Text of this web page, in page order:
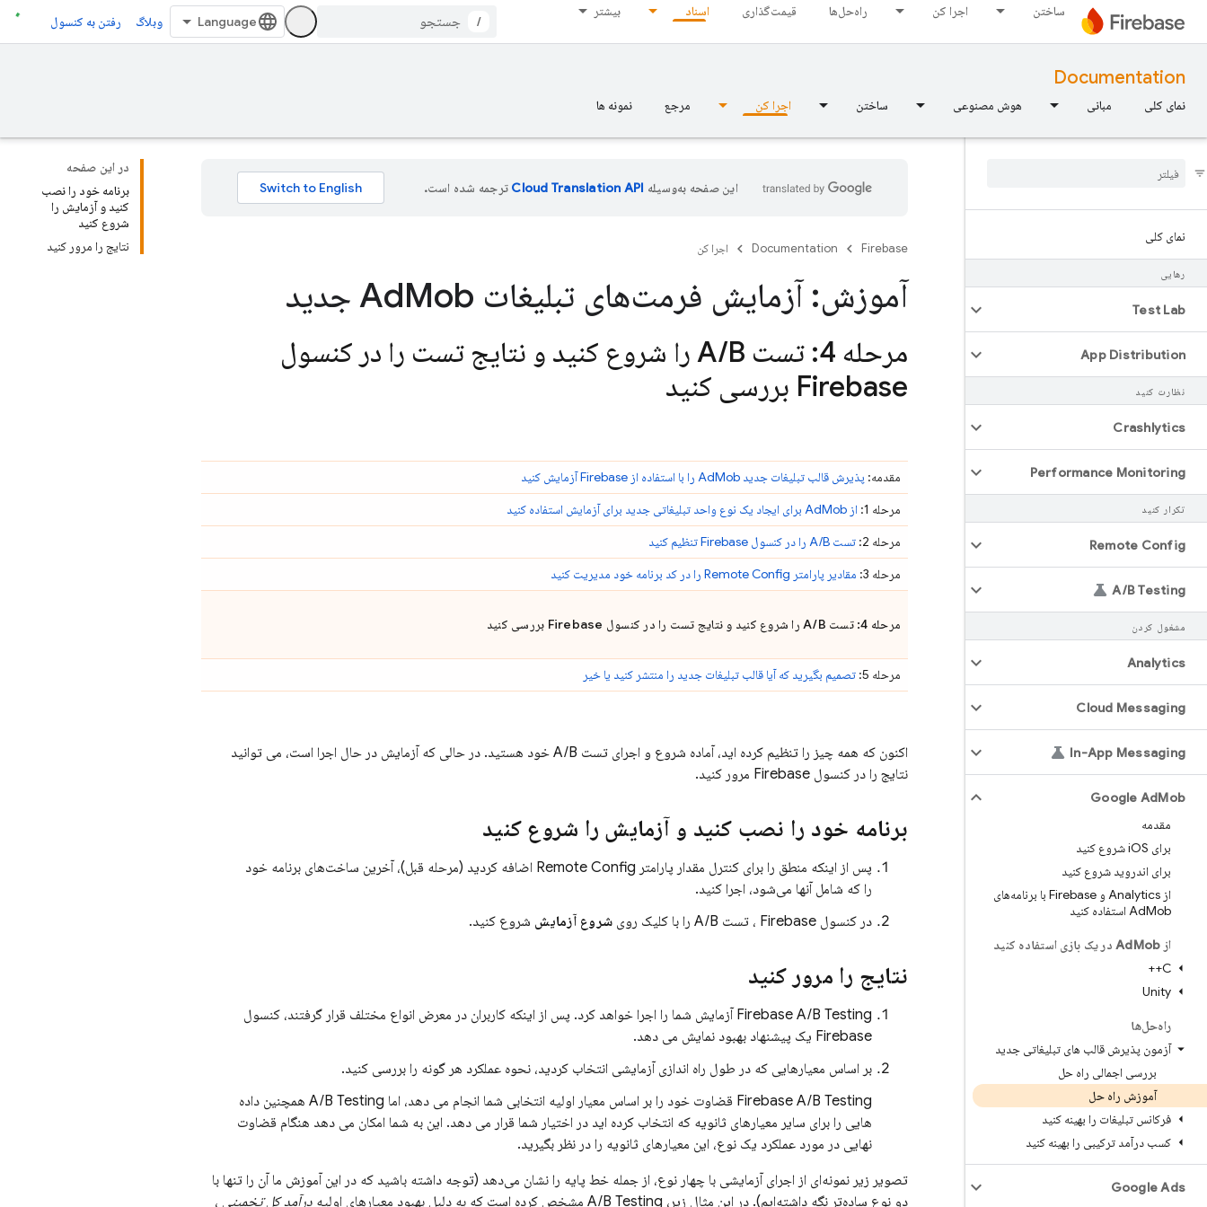
ساختن اجرا کن راه‌حل‌ها قیمت‌گذاری اسناد بیشتر
/ وبلاگ رفتن به کنسول
Documentation
نمای کلی مبانی هوش مصنوعی ساختن اجرا کن مرجع نمونه ها
نمای کلی
رهایی
Test Lab
App Distribution
نظارت کنید
Crashlytics
Performance Monitoring
تکرار کنید
Remote Config
A/B Testing
مشغول کردن
Analytics
Cloud Messaging
In-App Messaging
Google AdMob
مقدمه
برای i OS شروع کنید
برای اندروید شروع کنید
از Analytics و Firebase با برنامه‌های
AdMob استفاده کنید
از Ad Mob در یک بازی استفاده کنید
C++
Unity
راه‌حل‌ها
آزمون پذیرش قالب های تبلیغاتی جدید
بررسی اجمالی راه حل
آموزش راه حل
فرکانس تبلیغات را بهینه کنید
کسب درآمد ترکیبی را بهینه کنید
Google Ads
در این صفحه
برنامه خود را نصب
کنید و آزمایش را
شروع کنید
نتایج را مرور کنید
این صفحه به‌وسیله ترجمه شده است.
Firebase
Documentation اجرا کن
آموزش: آزمایش فرمت‌های تبلیغات Ad Mob جدید
مرحله 4: تست A /B را شروع کنید و نتایج تست را در کنسول
Firebase بررسی کنید
مقدمه: پذیرش قالب تبلیغات جدید AdMob را با استفاده از Firebase آزمایش کنید
مرحله 1:
از AdMob برای ایجاد یک نوع واحد تبلیغاتی جدید برای آزمایش استفاده کنید
مرحله 2:
تست A/B را در کنسول Firebaseتنظیم کنید
مرحله 3:
مقادیر پارامتر Remote Config را در کد برنامه خود مدیریت کنید
مرحله 4: تست A/B را شروع کنید و نتایج تست را در کنسول Firebase بررسی کنید
مرحله 5: تصمیم بگیرید که آیا قالب تبلیغات جدید را منتشر کنید یا خیر
اکنون که همه چیز را تنظیم کرده اید، آماده شروع و اجرای تست A/B خود هستید. در حالی که آزمایش در حال اجرا است، می توانید
نتایج را در کنسول Firebase مرور کنید.
برنامه خود را نصب کنید و آزمایش را شروع کنید
پس از اینکه منطق را برای کنترل مقدار پارامتر Remote Config اضافه کردید (مرحله قبل)، آخرین ساخت‌های برنامه خود
را که شامل آنها می‌شود، اجرا کنید.
در کنسول Firebase ، تست A/B را با کلیک روی شروع آزمایش شروع کنید.
نتایج را مرور کنید
Firebase A/B Testing آزمایش شما را اجرا خواهد کرد. پس از اینکه کاربران در معرض انواع مختلف قرار گرفتند، کنسول
Firebase یک پیشنهاد بهبود نمایش می دهد.
بر اساس معیارهایی که در طول راه اندازی آزمایشی انتخاب کردید، نحوه عملکرد هر گونه را بررسی کنید.
Firebase A/B Testing قضاوت خود را بر اساس معیار اولیه انتخابی شما انجام می دهد، اما A/B Testing همچنین داده
هایی را برای سایر معیارهای ثانویه که انتخاب کرده اید در اختیار شما قرار می دهد. این به شما امکان می دهد هنگام قضاوت
نهایی در مورد عملکرد یک نوع، این معیارهای ثانویه را در نظر بگیرید.
تصویر زیر نمونه‌ای از اجرای آزمایشی با چهار نوع، از جمله خط پایه را نشان می‌دهد (توجه داشته باشید که در این آموزش ما آن را تنها با
دو نوع ساده‌تر نگه داشته‌ایم). در این مثال زیر، A/B Testing مشخص کرده است که به دلیل بهبود معیارهای اولیه درآمد کل تخمینی ،